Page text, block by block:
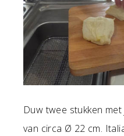
Duw twee stukken
van circa Ø 22 cm.